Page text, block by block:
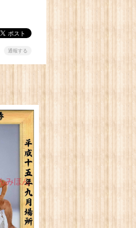
通報する